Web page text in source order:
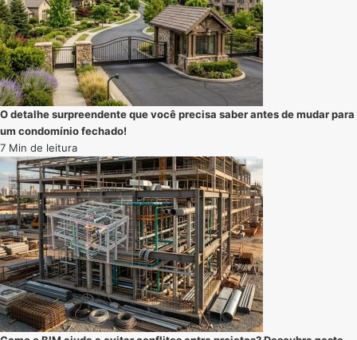
O detalhe surpreendente que você precisa saber antes de mudar para
um condomínio fechado!
7 Min de leitura